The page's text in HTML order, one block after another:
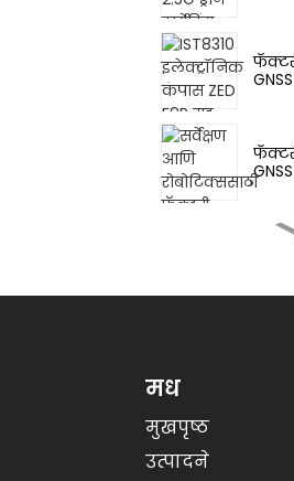
मध
मुखपृष्ठ
उत्पादने